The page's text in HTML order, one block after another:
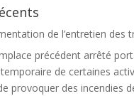
de l’entretien des
précédent arrêté
de certaines
provoquer des incendies